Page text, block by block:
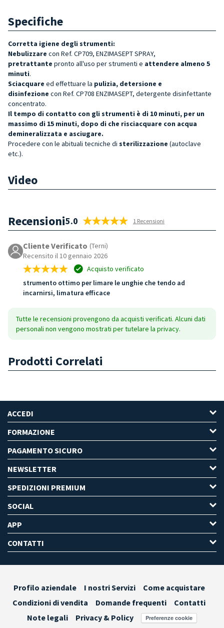
Specifiche
Corretta igiene degli strumenti:
Nebulizzare con Ref. CP709, ENZIMASEPT SPRAY,
pretrattante pronto all'uso per strumenti e attendere almeno 5
minuti.
Sciacquare ed effettuare la pulizia, detersione e
disinfezione con Ref. CP708 ENZIMASEPT, detergente disinfettante
concentrato.
Il tempo di contatto con gli strumenti è di 10 minuti, per un
massimo di 15 minuti, dopo di che risciacquare con acqua
demineralizzata e asciugare.
Procedere con le abituali tecniche di sterilizzazione (autoclave
etc.).
Video
Recensioni5.0 1 Recensioni
Cliente Verificato (Terni)
Recensito il 10 gennaio 2026
Acquisto verificato
strumento ottimo per limare le unghie che tendo ad
incarnirsi, limatura efficace
Tutte le recensioni provengono da acquisti verificati. Alcuni dati
personali non vengono mostrati per tutelare la privacy.
Prodotti Correlati
ACCEDI
FORMAZIONE
PAGAMENTO SICURO
NEWSLETTER
SPEDIZIONI PREMIUM
SOCIAL
APP
CONTATTI
Profilo aziendale I nostri Servizi
Come acquistare
Condizioni di vendita
Domande frequenti
Contatti
Note legali
Privacy & Policy Preferenze cookie